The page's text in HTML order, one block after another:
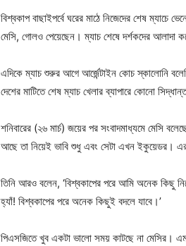
বিশ্বকাপ বাছাইপর্বে ঘরের মাঠে নিজেদের শেষ ম্যাচে
মেসি, গোলও পেয়েছেন। ম্যাচ শেষে দর্শকদের আলাদা
এদিকে ম্যাচ শুরুর আগে আর্জেন্টাইন কোচ স্কালোনি
দেশের মাটিতে শেষ ম্যাচ খেলার ব্যাপারে কোনো
শনিবারের (২৬ মার্চ) জয়ের পর সংবাদমাধ্যমে মেসি
আছে তা নিয়েই ভাবি শুধু এবং সেটা এখন ইকুয়েডর।
তিনি আরও বলেন, ‘বিশ্বকাপের পরে আমি অনেক কিছু
হ্যাঁ! বিশ্বকাপের পরে অনেক কিছুই বদলে যাবে।’
পিএসজিতে খুব একটা ভালো সময় কাটছে না মেসির।